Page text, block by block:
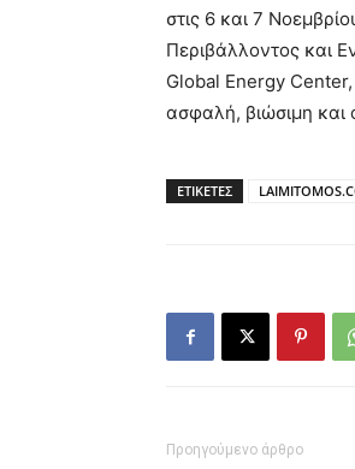
στις 6 και 7
Περιβάλλοντος και
Global Energy
ασφαλή, βιώσιμη και
ΕΤΙΚΕΤΕΣ
Προηγούμενο άρθρο